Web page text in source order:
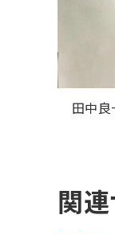
田中良
関